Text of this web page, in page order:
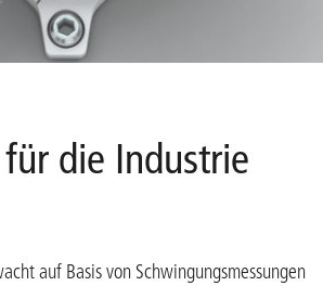
die Industrie
auf Basis von Schwingungsmessungen